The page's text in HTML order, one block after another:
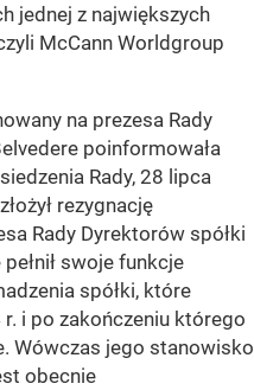
jednej z największych
McCann Worldgroup
na prezesa Rady
poinformowała
Rady, 28 lipca
rezygnację
Rady Dyrektorów spółki
swoje funkcje
spółki, które
i po zakończeniu którego
Wówczas jego stanowisko
obecnie